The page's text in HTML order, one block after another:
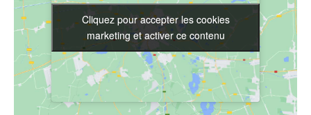
Cliquez pour accepter les cookies
marketing et activer ce contenu
Cliquez pour accepter les cookies
marketing et activer ce contenu